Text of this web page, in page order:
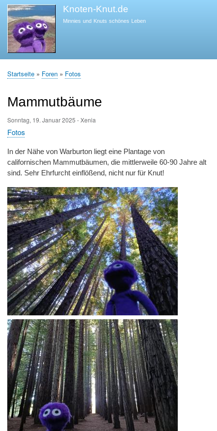
Direkt
Knoten-Knut.de
Minnies und Knuts schönes Leben
Startseite Foren Fotos
Mammutbäume
Sonntag, 19. Januar 2025 -Xenia
Fotos
In der Nähe von Warburton liegt eine Plantage von
californischen Mammutbäumen, die mittlerweile 60-90 Jahre alt
sind. Sehr Ehrfurcht einflößend, nicht nur für Knut!